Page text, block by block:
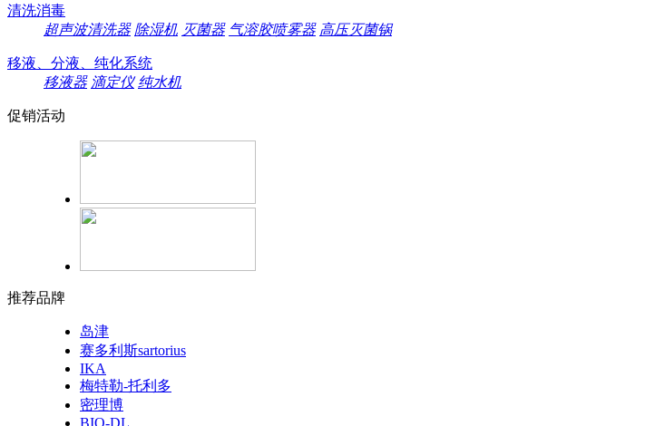
清洗消毒
超声波清洗器 除湿机 灭菌器 气溶胶喷雾器 高压灭菌锅
移液、分液、纯化系统
移液器 滴定仪 纯水机
促销活动
推荐品牌
岛津
赛多利斯sartorius
IKA
梅特勒-托利多
密理博
BIO-DL